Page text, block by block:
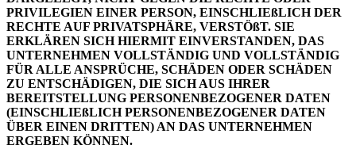
PRIVILEGIEN EINER PERSON, EINSCHLIEßLICH DER
RECHTE AUF PRIVATSPHÄRE, VERSTÖßT. SIE
ERKLÄREN SICH HIERMIT EINVERSTANDEN, DAS
UNTERNEHMEN VOLLSTÄNDIG UND VOLLSTÄNDIG
FÜR ALLE ANSPRÜCHE, SCHÄDEN ODER SCHÄDEN
ZU ENTSCHÄDIGEN, DIE SICH AUS IHRER
BEREITSTELLUNG PERSONENBEZOGENER DATEN
(EINSCHLIEßLICH PERSONENBEZOGENER DATEN
ÜBER EINEN DRITTEN) AN DAS UNTERNEHMEN
ERGEBEN KÖNNEN.